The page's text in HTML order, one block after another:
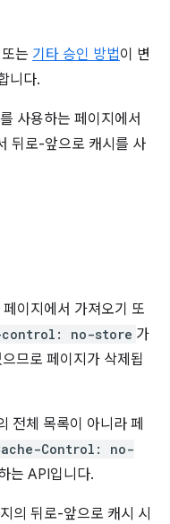
는 기타 승인 방법이 변
니다.
를 사용하는 페이지에서
뒤로-앞으로 캐시를 사
페이지에서 가져오기 또
control: no-store 가
므로 페이지가 삭제됩
전체 목록이 아니라 페
Control: no-
는 API입니다.
의 뒤로-앞으로 캐시 시